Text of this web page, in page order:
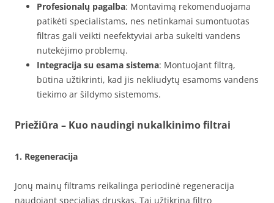
Profesionalų pagalba: Montavimą rekomenduojama
patikėti specialistams, nes netinkamai sumontuotas
filtras gali veikti neefektyviai arba sukelti vandens
nutekėjimo problemų.
Integracija su esama sistema: Montuojant filtrą,
būtina užtikrinti, kad jis nekliudytų esamoms vandens
tiekimo ar šildymo sistemoms.
Priežiūra – Kuo naudingi nukalkinimo filtrai
1. Regeneracija
Jonų mainų filtrams reikalinga periodinė regeneracija
naudojant specialias druskas. Tai užtikrina filtro